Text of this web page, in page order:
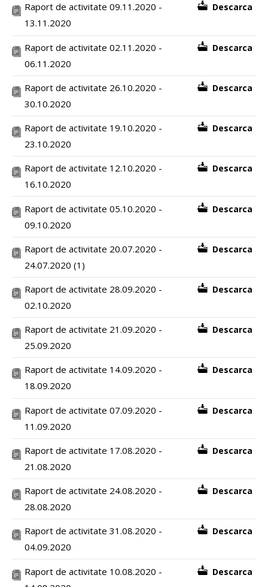
Raport de activitate 09.11.2020 -
13.11.2020
Descarca
Raport de activitate 02.11.2020 -
06.11.2020
Descarca
Raport de activitate 26.10.2020 -
30.10.2020
Descarca
Raport de activitate 19.10.2020 -
23.10.2020
Descarca
Raport de activitate 12.10.2020 -
16.10.2020
Descarca
Raport de activitate 05.10.2020 -
09.10.2020
Descarca
Raport de activitate 20.07.2020 -
24.07.2020 (1)
Descarca
Raport de activitate 28.09.2020 -
02.10.2020
Descarca
Raport de activitate 21.09.2020 -
25.09.2020
Descarca
Raport de activitate 14.09.2020 -
18.09.2020
Descarca
Raport de activitate 07.09.2020 -
11.09.2020
Descarca
Raport de activitate 17.08.2020 -
21.08.2020
Descarca
Raport de activitate 24.08.2020 -
28.08.2020
Descarca
Raport de activitate 31.08.2020 -
04.09.2020
Descarca
Raport de activitate 10.08.2020 -
Descarca